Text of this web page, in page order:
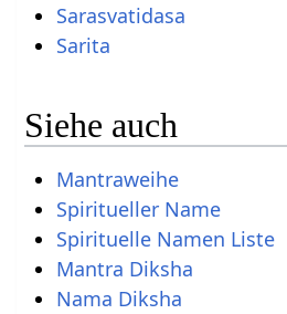
Sarasvatidasa
Sarita
Siehe auch
Mantraweihe
Spiritueller Name
Spirituelle Namen Liste
Mantra Diksha
Nama Diksha